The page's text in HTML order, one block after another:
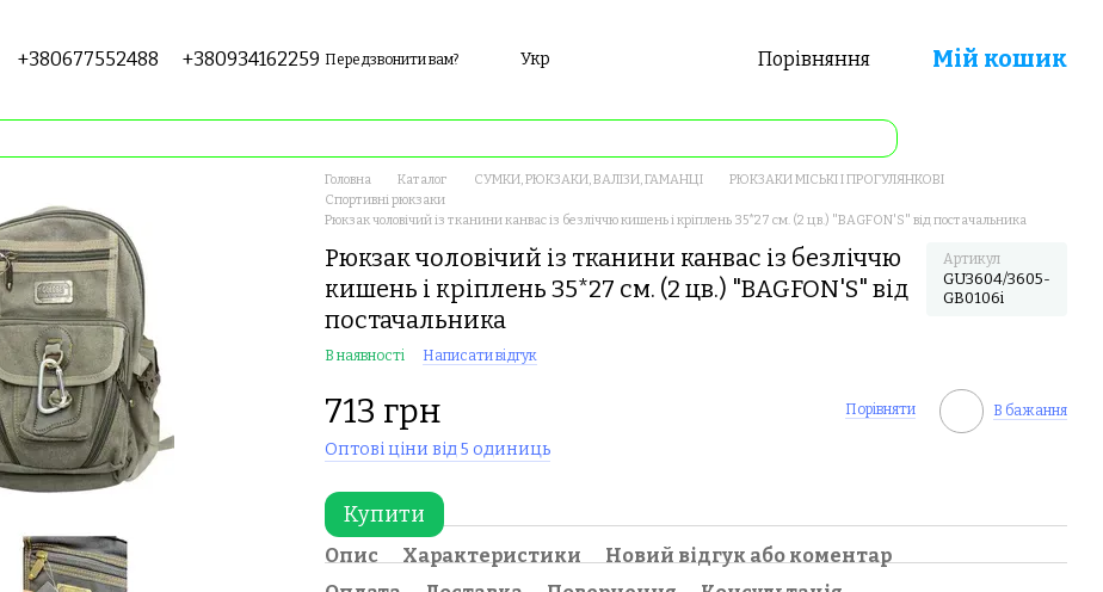
+380677552488 +380934162259 Передзвонити вам? Укр Порівняння Мій кошик
Головна Каталог СУМКИ, РЮКЗАКИ, ВАЛІЗИ, ГАМАНЦІ
РЮКЗАКИ МІСЬКІ І ПРОГУЛЯНКОВІ
Спортивні рюкзаки
Рюкзак чоловічий із тканини канвас із безліччю кишень і кріплень 35*27 см. (2 цв.) "BAGFON'S" від постачальника
Рюкзак чоловічий із тканини канвас із безліччю
кишень і кріплень 35*27 см. (2 цв.) "BAGFON'S" від
постачальника
Артикул
GU3604/3605-
GB0106i
В наявності Написати відгук
713 грн Порівняти В бажання
Оптові ціни від 5 одиниць
Купити
Опис Характеристики
Новий відгук або коментар